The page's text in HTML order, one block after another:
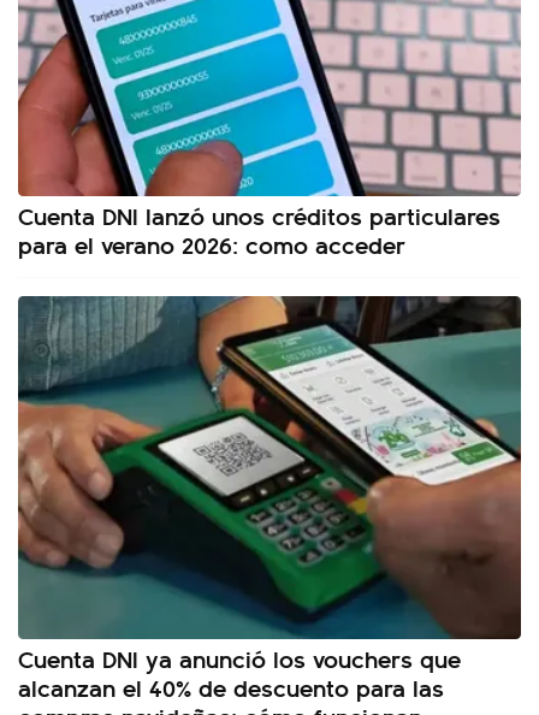
Cuenta DNI lanzó unos créditos particulares
para el verano 2026: como acceder
Cuenta DNI ya anunció los vouchers que
alcanzan el 40% de descuento para las